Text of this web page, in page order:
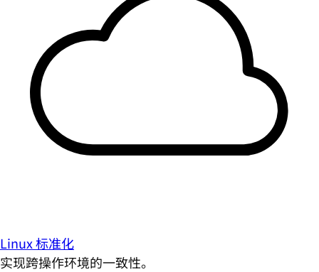
Linux 标准化
实现跨操作环境的一致性。